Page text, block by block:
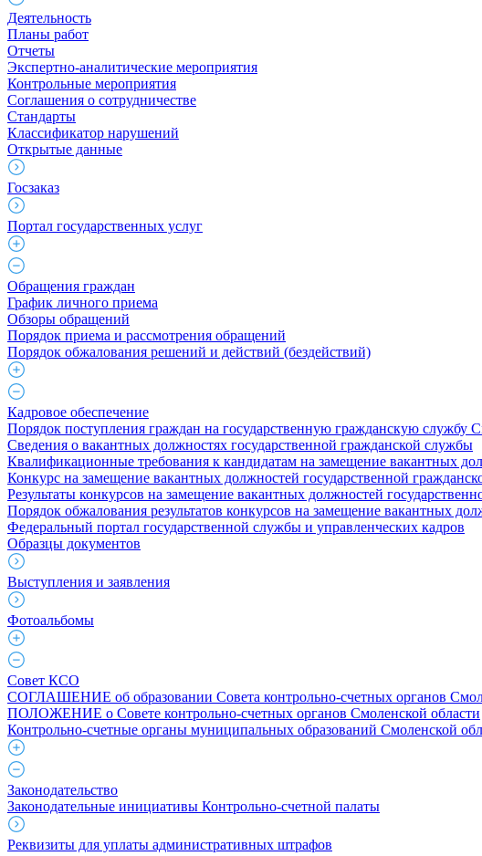
Деятельность
Планы работ
Отчеты
Экспертно-аналитические мероприятия
Контрольные мероприятия
Соглашения о сотрудничестве
Стандарты
Классификатор нарушений
Открытые данные
Госзаказ
Портал государственных услуг
Обращения граждан
График личного приема
Обзоры обращений
Порядок приема и рассмотрения обращений
Порядок обжалования решений и действий (бездействий)
Кадровое обеспечение
Порядок поступления граждан на государственную гражданскую службу
Сведения о вакантных должностях государственной гражданской службы
Квалификационные требования к кандидатам на замещение вакантных
Конкурс на замещение вакантных должностей государственной
Результаты конкурсов на замещение вакантных должностей
Порядок обжалования результатов конкурсов на замещение вакантных
Федеральный портал государственной службы и управленческих кадров
Образцы документов
Выступления и заявления
Фотоальбомы
Совет КСО
СОГЛАШЕНИЕ об образовании Совета контрольно-счетных органов
ПОЛОЖЕНИЕ о Совете контрольно-счетных органов Смоленской области
Контрольно-счетные органы муниципальных образований Смоленской
Законодательство
Законодательные инициативы Контрольно-счетной палаты
Реквизиты для уплаты административных штрафов